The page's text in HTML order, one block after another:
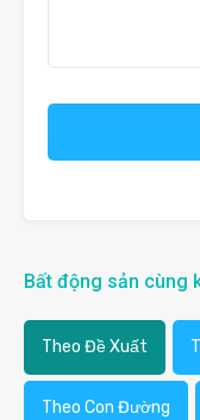
Bất động sản cùng
Theo Đề Xuất
Theo Con Đường